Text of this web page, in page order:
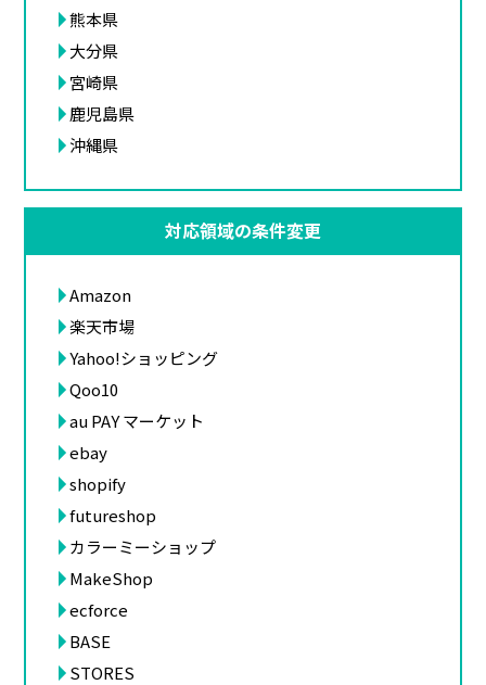
熊本県
大分県
宮崎県
鹿児島県
沖縄県
対応領域の条件変更
Amazon
楽天市場
Yahoo!ショッピング
Qoo10
au PAY マーケット
ebay
shopify
futureshop
カラーミーショップ
MakeShop
ecforce
BASE
STORES